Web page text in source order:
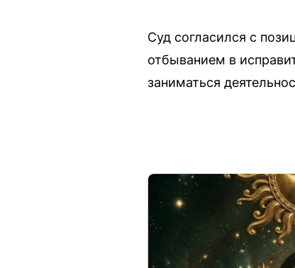
Суд согласился с
отбыванием в
заниматься